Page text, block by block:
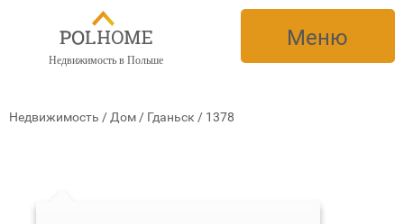
Недвижимость в Польше
Меню
Недвижимость / Дом / Гданьск / 1378